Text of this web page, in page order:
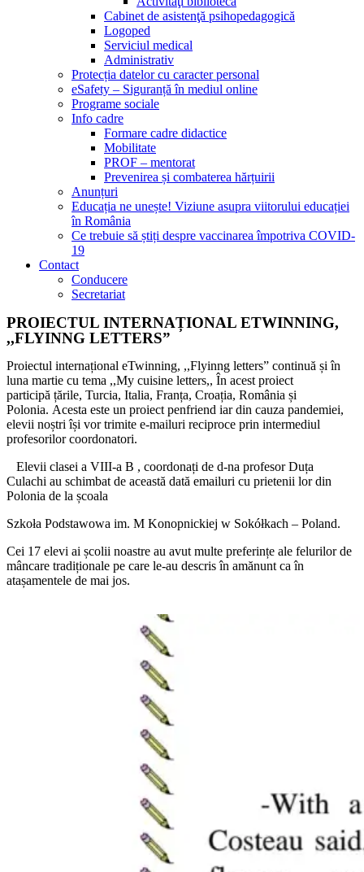
Cabinet de asistenţă psihopedagogică
Logoped
Serviciul medical
Administrativ
Protecția datelor cu caracter personal
eSafety – Siguranță în mediul online
Programe sociale
Info cadre
Formare cadre didactice
Mobilitate
PROF – mentorat
Prevenirea și combaterea hărțuirii
Anunțuri
Educația ne unește! Viziune asupra viitorului educației
în România
Ce trebuie să știți despre vaccinarea împotriva COVID-
19
Contact
Conducere
Secretariat
PROIECTUL INTERNAȚIONAL ETWINNING,
,,FLYINNG LETTERS”
Proiectul internațional eTwinning, ,,Flyinng letters” continuă și în
luna martie cu tema ,,My cuisine letters,, În acest proiect
participă țările, Turcia, Italia, Franța, Croația, România și
Polonia. Acesta este un proiect penfriend iar din cauza pandemiei,
elevii noștri își vor trimite e-mailuri reciproce prin intermediul
profesorilor coordonatori.
Elevii clasei a VIII-a B , coordonați de d-na profesor Duța
Culachi au schimbat de această dată emailuri cu prietenii lor din
Polonia de la școala
Szkoła Podstawowa im. M Konopnickiej w Sokółkach – Poland.
Cei 17 elevi ai școlii noastre au avut multe preferințe ale felurilor de
mâncare tradiționale pe care le-au descris în amănunt ca în
atașamentele de mai jos.